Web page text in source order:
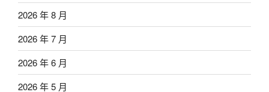
2026 年 8 月
2026 年 7 月
2026 年 6 月
2026 年 5 月